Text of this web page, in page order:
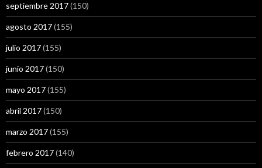
septiembre 2017(150)
agosto 2017(155)
julio 2017(155)
junio 2017(150)
mayo 2017(155)
abril 2017(150)
marzo 2017(155)
febrero 2017(140)